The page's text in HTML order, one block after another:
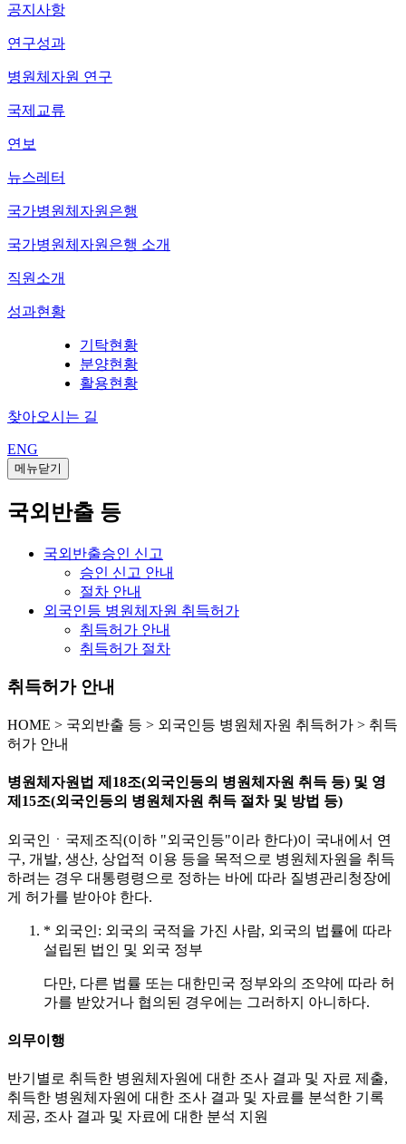
공지사항
연구성과
병원체자원 연구
국제교류
연보
뉴스레터
국가병원체자원은행
국가병원체자원은행 소개
직원소개
성과현황
기탁현황
분양현황
활용현황
찾아오시는 길
ENG
메뉴닫기
국외반출 등
국외반출승인 신고
승인 신고 안내
절차 안내
외국인등 병원체자원 취득허가
취득허가 안내
취득허가 절차
취득허가 안내
HOME > 국외반출 등 > 외국인등 병원체자원 취득허가 > 취득
허가 안내
병원체자원법 제18조(외국인등의 병원체자원 취득 등) 및 영
제15조(외국인등의 병원체자원 취득 절차 및 방법 등)
외국인ㆍ국제조직(이하 "외국인등"이라 한다)이 국내에서 연
구, 개발, 생산, 상업적 이용 등을 목적으로 병원체자원을 취득
하려는 경우 대통령령으로 정하는 바에 따라 질병관리청장에
게 허가를 받아야 한다.
* 외국인: 외국의 국적을 가진 사람, 외국의 법률에 따라
설립된 법인 및 외국 정부
다만, 다른 법률 또는 대한민국 정부와의 조약에 따라 허
가를 받았거나 협의된 경우에는 그러하지 아니하다.
의무이행
반기별로 취득한 병원체자원에 대한 조사 결과 및 자료 제출,
취득한 병원체자원에 대한 조사 결과 및 자료를 분석한 기록
제공, 조사 결과 및 자료에 대한 분석 지원